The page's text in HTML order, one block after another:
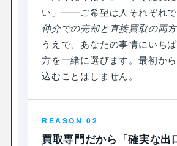
い」――ご希望は人それぞれで
仲介での売却と直接買取の両方
うえで、あなたの事情にいち
方を一緒に選びます。最初か
込むことはしません。
REASON 02
買取専門だから「確実な出